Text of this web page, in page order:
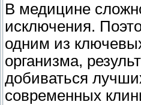
В медицине
исключения.
одним из
организма,
добиваться
современных